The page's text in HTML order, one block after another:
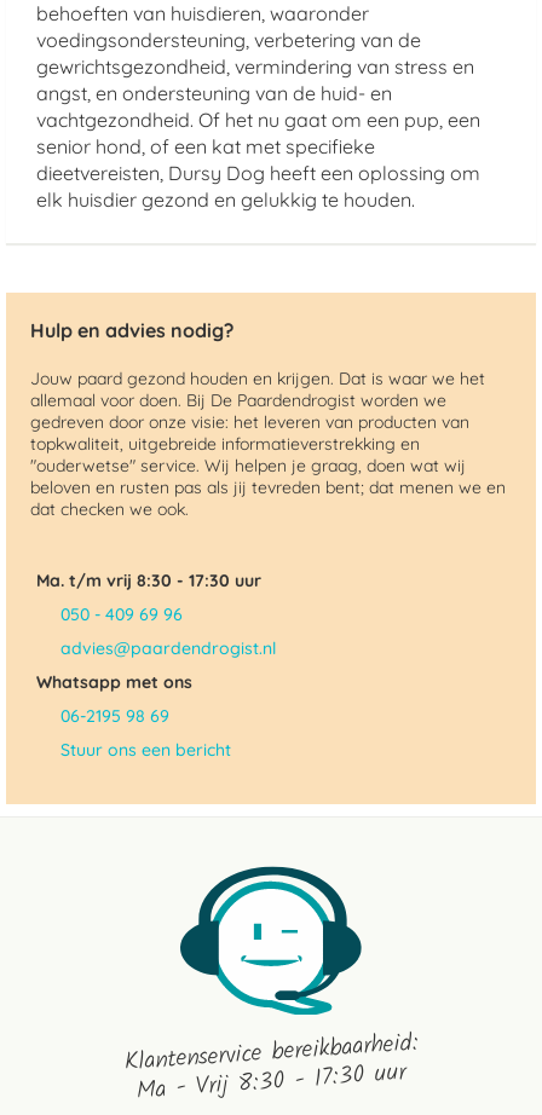
behoeften van huisdieren, waaronder
voedingsondersteuning, verbetering van de
gewrichtsgezondheid, vermindering van stress en
angst, en ondersteuning van de huid- en
vachtgezondheid. Of het nu gaat om een pup, een
senior hond, of een kat met specifieke
dieetvereisten, Dursy Dog heeft een oplossing om
elk huisdier gezond en gelukkig te houden.
Hulp en advies nodig?
Jouw paard gezond houden en krijgen. Dat is waar we het
allemaal voor doen. Bij De Paardendrogist worden we
gedreven door onze visie: het leveren van producten van
topkwaliteit, uitgebreide informatieverstrekking en
"ouderwetse" service. Wij helpen je graag, doen wat wij
beloven en rusten pas als jij tevreden bent; dat menen we en
dat checken we ook.
Ma. t/m vrij 8:30 - 17:30 uur
050 - 409 69 96
advies@paardendrogist.nl
Whatsapp met ons
06-2195 98 69
Stuur ons een bericht
Klantenservice bereikbaarheid:
Ma - Vrij 8:30 - 17:30 uur